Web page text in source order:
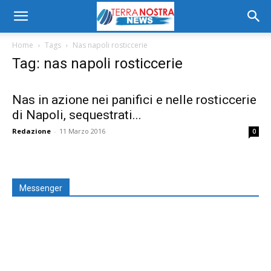
Home Tags Nas napoli rosticcerie
Tag: nas napoli rosticcerie
Nas in azione nei panifici e nelle rosticcerie
di Napoli, sequestrati...
Redazione - 11 Marzo 2016 0
Messenger